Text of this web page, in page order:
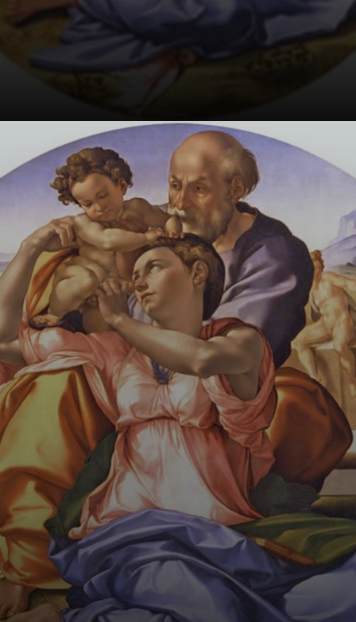
La Sacra Famiglia
con una carica
innovativa, quasi
drammatica